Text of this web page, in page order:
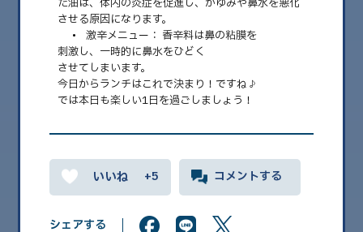
2026.04
2026.03
2026.02
2026.01
2025.11
2025.10
2025.09
させる原因になります。
• 激辛メニュー： 香辛料は鼻の粘膜を
刺激し、一時的に鼻水をひどく
させてしまいます。
今日からランチはこれで決まり！ですね♪
では本日も楽しい1日を過ごしましょう！
+5 コメントする
シェアする